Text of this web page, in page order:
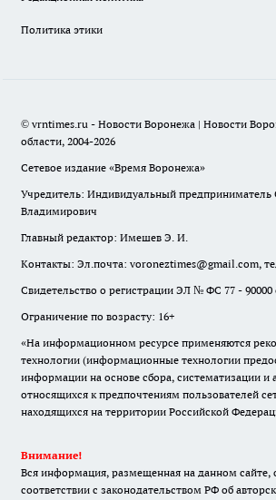
Политика этики
© vrntimes.ru - Новости Воронежа | Новости
области, 2004-2026
Сетевое издание «Время Воронежа»
Учредитель: Индивидуальный предприниматель
Владимирович
Главный редактор: Имешев Э. И.
Контакты: Эл.почта: voroneztimes@gmail.com,
Свидетельство о регистрации ЭЛ № ФС 77 - 90000
Ограничение по возрасту: 16+
«На информационном ресурсе применяются
технологии (информационные технологии
информации на основе сбора, систематизации и
относящихся к предпочтениям пользователей
находящихся на территории Российской
Внимание!
Вся информация, размещенная на данном сайте,
соответствии с законодательством РФ об